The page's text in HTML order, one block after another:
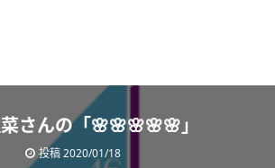
さんの「🌸🌸🌸🌸🌸」
投稿2020/01/18